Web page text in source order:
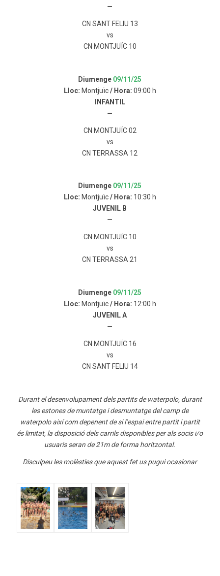
—
CN SANT FELIU 13
vs
CN MONTJUÏC 10
Diumenge 09/11/25
Lloc: Montjuïc/ Hora: 09:00 h
INFANTIL
—
CN MONTJUÏC 02
vs
CN TERRASSA 12
Diumenge 09/11/25
Lloc: Montjuïc/ Hora: 10:30 h
JUVENIL B
—
CN MONTJUÏC 10
vs
CN TERRASSA 21
Diumenge 09/11/25
Lloc: Montjuïc/ Hora: 12:00 h
JUVENIL A
—
CN MONTJUÏC 16
vs
CN SANT FELIU 14
Durant el desenvolupament dels partits de waterpolo, durant
les estones de muntatge i desmuntatge del camp de
waterpolo així com depenent de si l’espai entre partit i partit
és limitat, la disposició dels carrils disponibles per als socis i/o
usuaris seran de 21m de forma horitzontal.
Disculpeu les molèsties que aquest fet us pugui ocasionar